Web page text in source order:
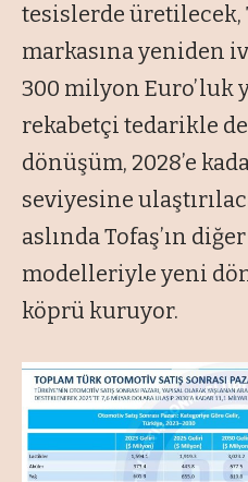
tesislerde üretilecek,
markasına yeniden
300 milyon Euro’luk
rekabetçi tedarikle
dönüşüm, 2028’e
seviyesine
aslında Tofaş’ın
modelleriyle yeni
köprü kuruyor.